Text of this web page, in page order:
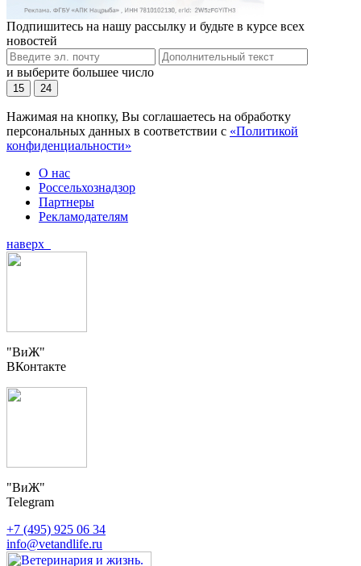
Подпишитесь на нашу рассылку и будьте в курсе всех
новостей
и выберите большее число
15 24
Нажимая на кнопку, Вы соглашаетесь на обработку
персональных данных в соответствии с «Политикой
конфиденциальности»
О нас
Россельхознадзор
Партнеры
Рекламодателям
наверх
"ВиЖ"
ВКонтакте
"ВиЖ"
Telegram
+7 (495) 925 06 34
info@vetandlife.ru